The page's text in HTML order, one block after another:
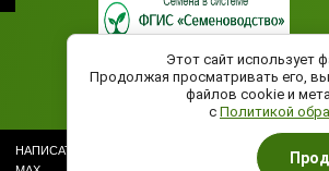
АГРОАСТРА © 2019 - 2026
НАПИСАТЬ В
Этот сайт использует
Продолжая просматривать его,
файлов cookie и
с Политикой